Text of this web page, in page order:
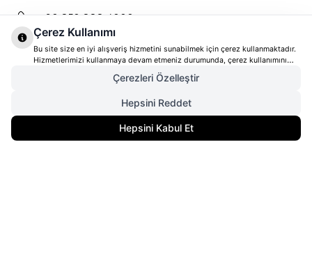
1.667,00TL
1.250,25
+90 850 888 4000
Çerez Kullanımı
Bu site size en iyi alışveriş hizmetini sunabilmek için çerez kullanmaktadır.
Hizmetlerimizi kullanmaya devam etmeniz durumunda, çerez kullanımını
kabul ettiğinizi varsayacağız. Çerezler hakkında daha fazla bilgi ve nasıl
reddedeceğinizi öğrenmek içintıklayınız
Çerezleri Özelleştir
Hepsini Reddet
Hepsini Kabul Et